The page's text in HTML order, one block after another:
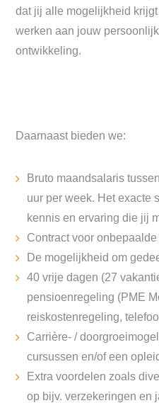
dat jij alle mogelijkheid
werken aan jouw
ontwikkeling.
Daarnaast bieden we:
Bruto maandsalaris
uur per week. Het exacte
kennis en ervaring die jij
Contract voor onbepaalde
De mogelijkheid om
40 vrije dagen (27
pensioenregeling (PME
reiskostenregeling,
Carrière- /
cursussen en/of een
Extra voordelen zoals
op bijv. verzekeringen en